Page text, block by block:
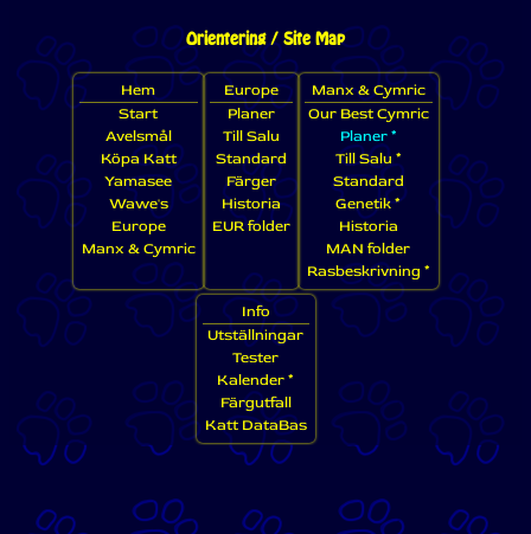
Orientering / Site Map
Hem
Start
Avelsmål
Köpa Katt
Yamasee
Wawe's
Europe
Manx & Cymric
Europe
Planer
Till Salu
Standard
Färger
Historia
EUR folder
Manx & Cymric
Our Best Cymric
Planer *
Till Salu *
Standard
Genetik *
Historia
MAN folder
Rasbeskrivning *
Info
Utställningar
Tester
Kalender *
Färgutfall
Katt DataBas